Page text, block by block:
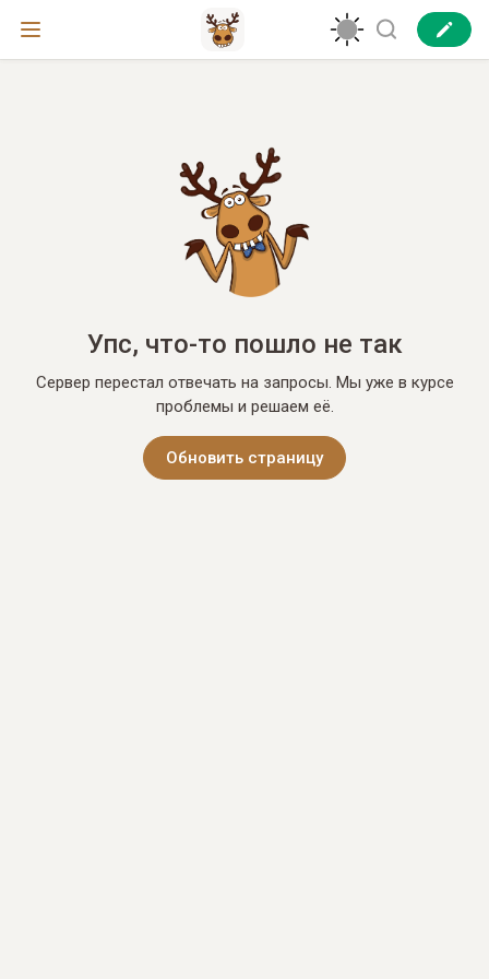
Упс, что-то пошло не так
Сервер перестал отвечать на запросы. Мы уже в курсе
проблемы и решаем её.
Обновить страницу